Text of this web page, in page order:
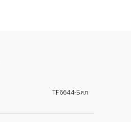
TF6644-Бял